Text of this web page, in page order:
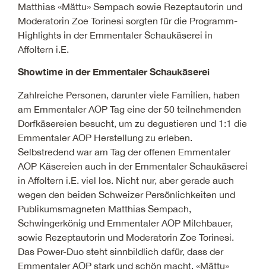
Matthias «Mättu» Sempach sowie Rezeptautorin und
Moderatorin Zoe Torinesi sorgten für die Programm-
Highlights in der Emmentaler Schaukäserei in
Affoltern i.E.
Showtime in der Emmentaler Schaukäserei
Zahlreiche Personen, darunter viele Familien, haben
am Emmentaler AOP Tag eine der 50 teilnehmenden
Dorfkäsereien besucht, um zu degustieren und 1:1 die
Emmentaler AOP Herstellung zu erleben.
Selbstredend war am Tag der offenen Emmentaler
AOP Käsereien auch in der Emmentaler Schaukäserei
in Affoltern i.E. viel los. Nicht nur, aber gerade auch
wegen den beiden Schweizer Persönlichkeiten und
Publikumsmagneten Matthias Sempach,
Schwingerkönig und Emmentaler AOP Milchbauer,
sowie Rezeptautorin und Moderatorin Zoe Torinesi.
Das Power-Duo steht sinnbildlich dafür, dass der
Emmentaler AOP stark und schön macht. «Mättu»